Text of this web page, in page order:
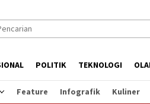
POLITIK TEKNOLOGI
Feature Infografik Kuliner